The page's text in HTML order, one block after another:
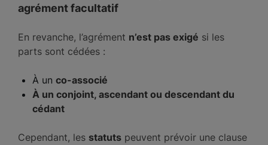
agrément facultatif
En revanche, l’agrément n’est pas exigé si les
parts sont cédées :
À un co-associé
À un conjoint, ascendant ou descendant du
cédant
Cependant, les statuts peuvent prévoir une clause